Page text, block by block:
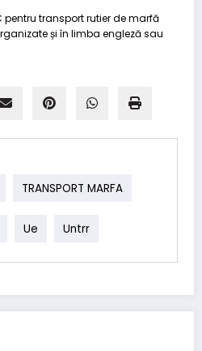
TRANSPORT MARFA
Ue Untrr